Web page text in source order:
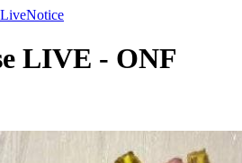
LiveNotice
LIVE - ONF